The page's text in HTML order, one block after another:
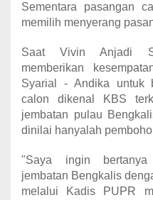
Sementara pasangan
memilih menyerang
Saat Vivin Anjadi
memberikan
Syarial - Andika untuk
calon dikenal KBS
jembatan pulau
dinilai hanyalah
"Saya ingin bertanya
jembatan Bengkalis
melalui Kadis PUPR